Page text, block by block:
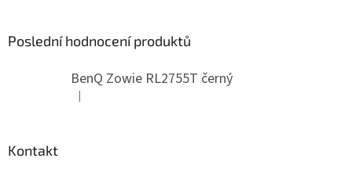
Poslední hodnocení produktů
BenQ Zowie RL2755T černý
Hodnocení produktu je 5 z 5 hvězdiček.
|
Kontakt